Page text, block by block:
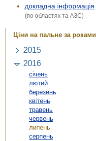
докладна інформація
(по областях та АЗС)
Ціни на пальне за роками
2015
2016
січень
лютий
березень
квітень
травень
червень
липень
серпень